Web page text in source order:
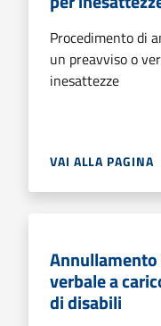
Procedimento di
un preavviso o
inesattezze
VAI ALLA PAGINA
verbale a
di disabili